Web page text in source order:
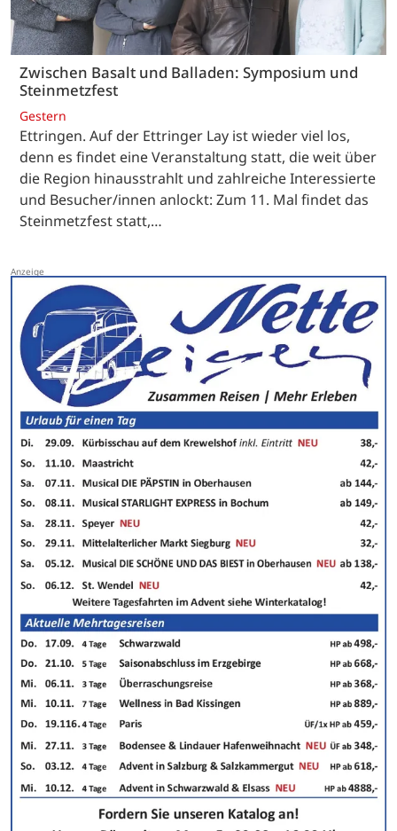
Zwischen Basalt und Balladen: Symposium und
Steinmetzfest
Gestern
Ettringen. Auf der Ettringer Lay ist wieder viel los,
denn es findet eine Veranstaltung statt, die weit über
die Region hinausstrahlt und zahlreiche Interessierte
und Besucher/innen anlockt: Zum 11. Mal findet das
Steinmetzfest statt,…